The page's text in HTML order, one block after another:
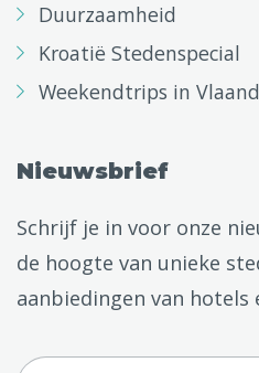
Duurzaamheid
Kroatië Stedenspecial
Weekendtrips in
Nieuwsbrief
Schrijf je in voor onze
de hoogte van unieke
aanbiedingen van hotels